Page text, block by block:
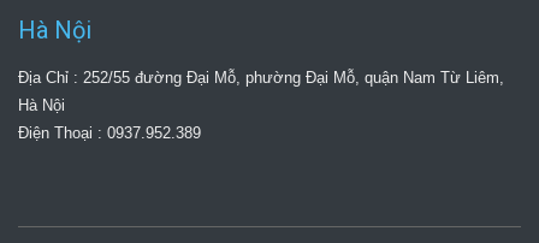
Hà Nội
Địa Chỉ : 252/55 đường Đại Mỗ, phường Đại Mỗ, quận Nam Từ Liêm,
Hà Nội
Điện Thoại : 0937.952.389